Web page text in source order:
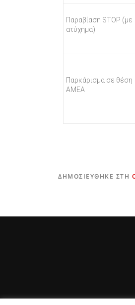
Παραβίαση STOP (με
ατύχημα)
Παρκάρισμα σε θέση
ΑΜΕΑ
ΔΗΜΟΣΙΕΎΘΗΚΕ ΣΤΗ